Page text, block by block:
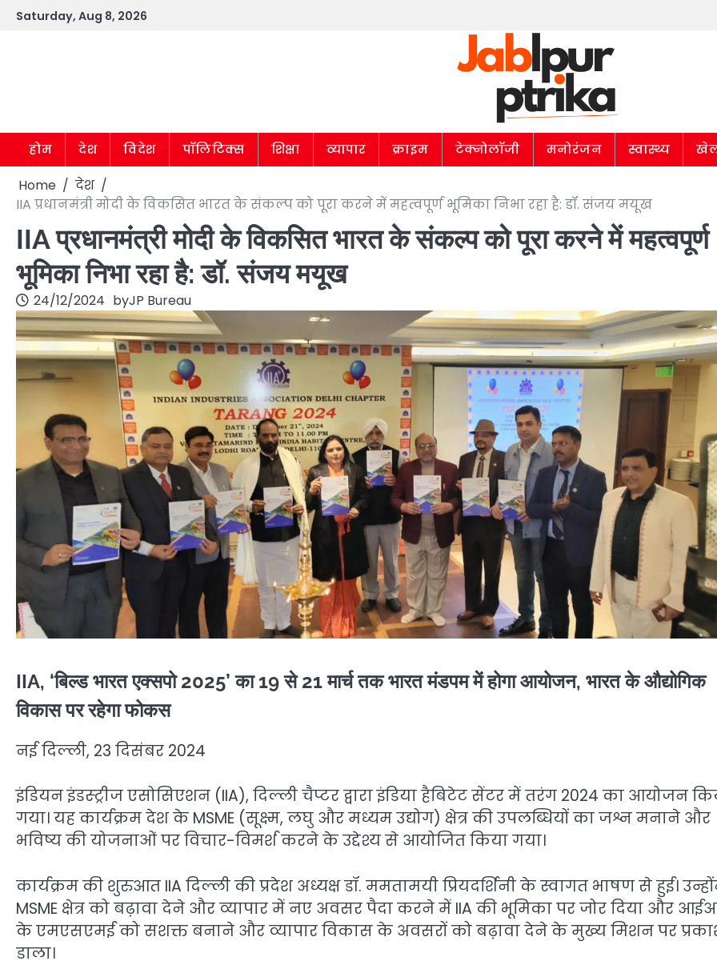
SkipSaturday, Aug 8, 2026
होम देश विदेश पॉलिटिक्स शिक्षा व्यापार क्राइम टेक्नोलॉजी मनोरंजन स्वास्थ्य
Home
देश
IIA प्रधानमंत्री मोदी के विकसित भारत के संकल्प को पूरा करने में महत्वपूर्ण भूमिका निभा रहा है: डॉ. संजय मयूख
IIA प्रधानमंत्री मोदी के विकसित भारत के संकल्प को पूरा करने में महत्वपूर्ण
भूमिका निभा रहा है: डॉ. संजय मयूख
24/12/2024 byJP Bureau
IIA, ‘बिल्ड भारत एक्सपो 2025’ का 19 से 21 मार्च तक भारत मंडपम में होगा आयोजन, भारत के औद्योगिक
विकास पर रहेगा फोकस
नई दिल्ली, 23 दिसंबर 2024
इंडियन इंडस्ट्रीज एसोसिएशन (IIA), दिल्ली चैप्टर द्वारा इंडिया हैबिटेट सेंटर में तरंग 2024 का आयोजन
गया। यह कार्यक्रम देश के MSME (सूक्ष्म, लघु और मध्यम उद्योग) क्षेत्र की उपलब्धियों का जश्न मनाने और
भविष्य की योजनाओं पर विचार-विमर्श करने के उद्देश्य से आयोजित किया गया।
कार्यक्रम की शुरुआत IIA दिल्ली की प्रदेश अध्यक्ष डॉ. ममतामयी प्रियदर्शिनी के स्वागत भाषण से हुई।
MSME क्षेत्र को बढ़ावा देने और व्यापार में नए अवसर पैदा करने में IIA की भूमिका पर जोर दिया और
के एमएसएमई को सशक्त बनाने और व्यापार विकास के अवसरों को बढ़ावा देने के मुख्य मिशन पर
डाला।